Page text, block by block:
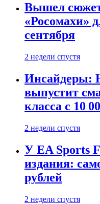
Вышел
«Росомахи»
сентября
2 недели спустя
Инсайдеры:
выпустит
класса с 10
2 недели спустя
У EA Sports
издания:
рублей
2 недели спустя